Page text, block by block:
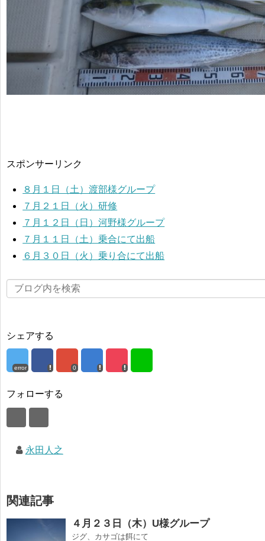
スポンサーリンク
８月１日（土）渡部様グループ
７月２１日（火）研修
７月１２日（日）河野様グループ
７月１１日（土）乗合にて出船
６月３０日（火）乗り合にて出船
シェアする
error 0
フォローする
永田人之
関連記事
４月２３日（木）U様グループ
ジグ、カサゴは餌にて